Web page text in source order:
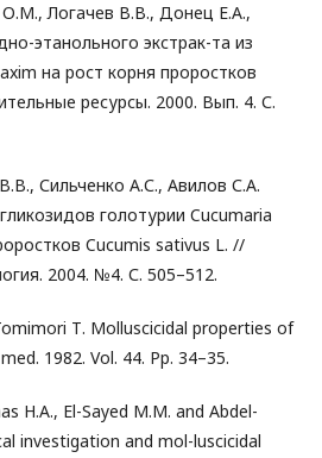
Логачев В.В., Донец Е.А.,
этанольного экстрак-та из
на рост корня проростков
ресурсы. 2000. Вып. 4. С.
Сильченко А.С., Авилов С.А.
голотурии Cucumaria
Cucumis sativus L. //
2004. №4. С. 505–512.
Т. Molluscicidal properties of
1982. Vol. 44. Pp. 34–35.
H.A., El-Sayed M.M. and Abdel-
investigation and mol-luscicidal